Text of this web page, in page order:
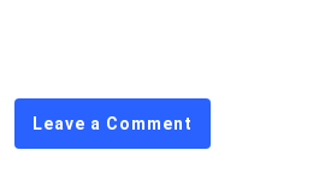
Leave a Comment